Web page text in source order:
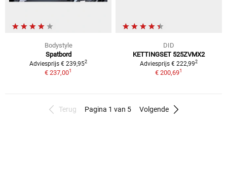
Bodystyle
Spatbord
Adviesprijs € 239,952
€ 237,001
DID
KETTINGSET 525ZVMX2
Adviesprijs € 222,992
€ 200,691
Terug Pagina 1 van 5 Volgende